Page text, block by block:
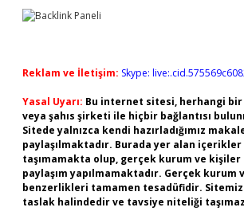
Reklam ve İletişim: Skype:
Yasal Uyarı: Bu internet sitesi, herhangi
veya şahıs şirketi ile hiçbir bağlantısı
Sitede yalnızca kendi hazırladığımız
paylaşılmaktadır. Burada yer alan
taşımamakta olup, gerçek kurum ve kişiler
paylaşım yapılmamaktadır. Gerçek kurum
benzerlikleri tamamen tesadüfidir.
taslak halindedir ve tavsiye niteliği